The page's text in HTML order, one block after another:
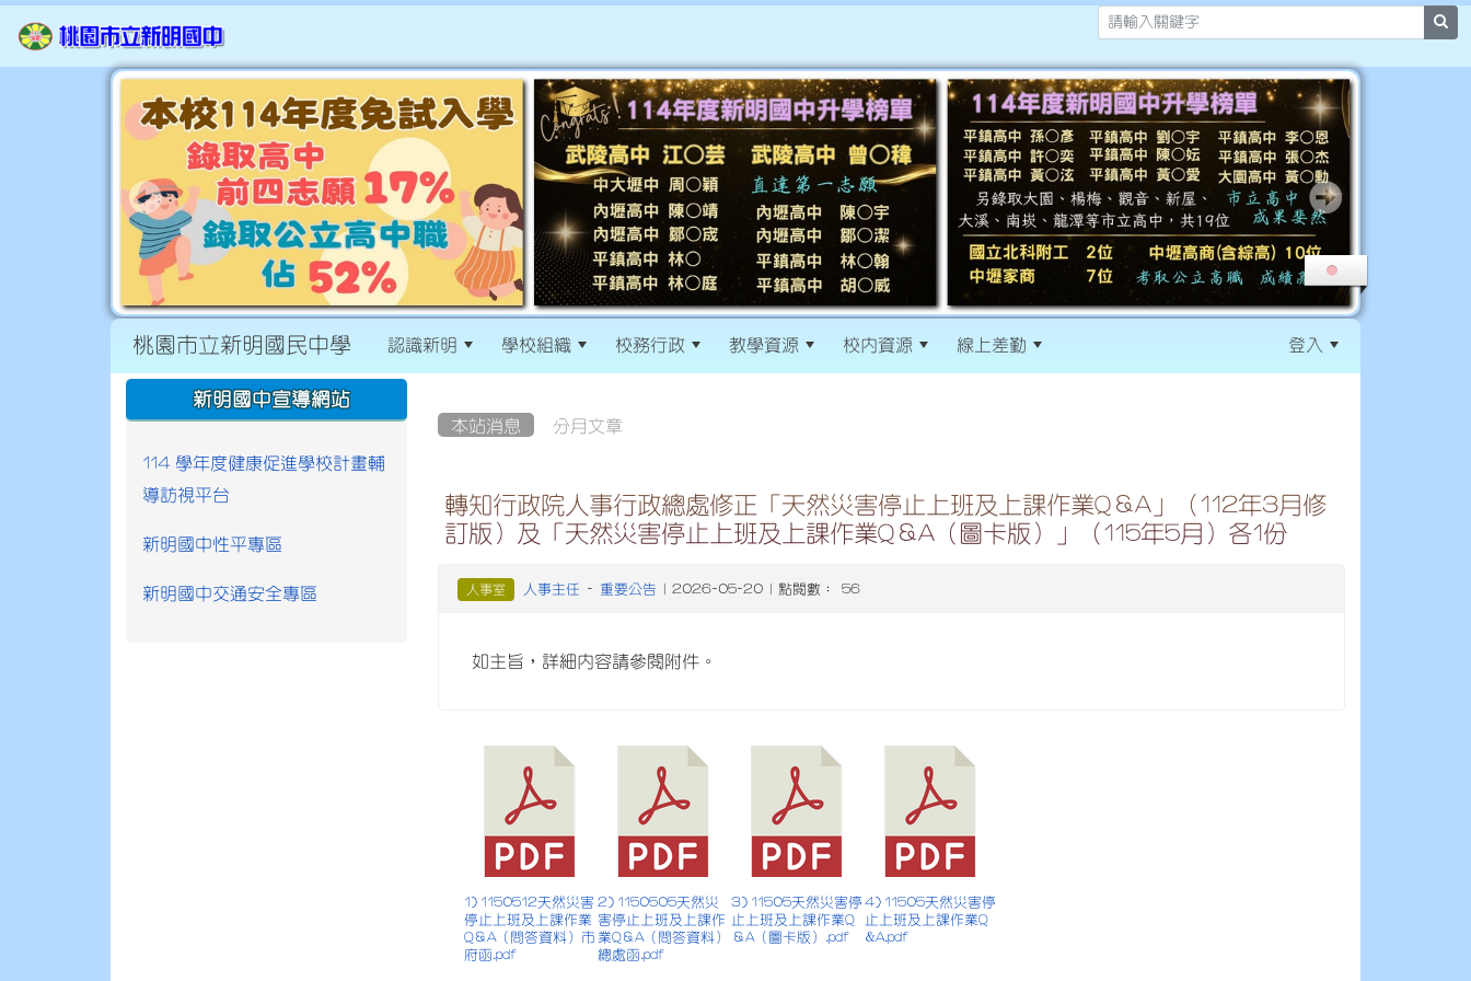
桃園市立新明國民中學 認識新明 學校組織 校務行政 教學資源 校內資源 線上差勤 登入
本站消息 分月文章
轉知行政院人事行政總處修正「天然災害停止上班及上課作業Q＆A」（112年3月修
訂版）及「天然災害停止上班及上課作業Q＆A（圖卡版）」（115年5月）各1份
人事室 人事主任 - 重要公告 | 2026-05-20 | 點閱數： 56
如主旨，詳細內容請參閱附件。
1) 1150512天然災害
停止上班及上課作業
Q＆A（問答資料）市
府函.pdf
2) 1150505天然災
害停止上班及上課作
業Q＆A（問答資料）
總處函.pdf
3) 11505天然災害停
止上班及上課作業Q
＆A（圖卡版）.pdf
4) 11505天然災害停
止上班及上課作業Q
&A.pdf
:::
新明國中宣導網站
114 學年度健康促進學校計畫輔
導訪視平台
新明國中性平專區
新明國中交通安全專區